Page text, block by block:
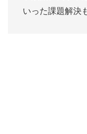
いった課題解決